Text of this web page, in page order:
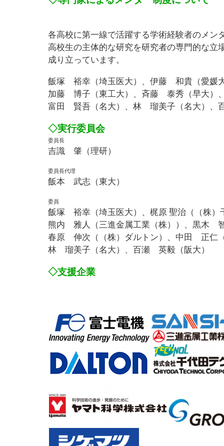
各高校に第一線で活躍する学術経験者のメン
高校生の主体的な研究を研究者の専門的な立
成り立っています。
飯塚 裕幸（埼玉医大）、伊藤 和貴（愛媛
加藤 博子（東工大）、 斉藤 泰秀（早大）
富田 賢吾（名大）、林瑠美子（名大）、
◇実行委員会
委員長
吉識 肇（理研）
委員長代理
飯本 武志（東大）
委員
飯塚 裕幸（埼玉医大）、梶原 聖治（（株
熊内 雅人（三進金属工業（株））、黒木
春原 伸次（（株）ダルトン）、 中田 正仁
林瑠美子（名大）、百瀬 英毅（阪大）
◇支援企業